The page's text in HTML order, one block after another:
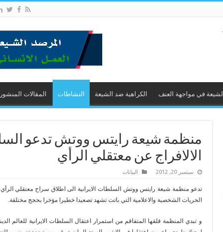
الشيعة في مواجهة العنف الكراهية ضد الشيعة النشاطات المقالات
منظمة شيعة رايتس ووتش تدعو
الالافراج عن معتقلي الرأي
سبتمبر 20, 2012 البیانات
تدعو منظمة شيعة رايتس ووتش السلطات الايرانية الى اطلاق سراح معتقلي
الحريات الشخصية والاعلامية التي باتت تشهد تصعيدا خطيرا مؤخرا بحجج مختلقة.
و تبدي المنظمة قلقها المتفاقم من استمرار اعتقال السلطات الايرانية للعالم